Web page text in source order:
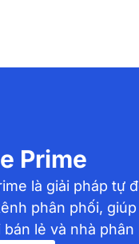
Prime
là giải pháp tự
phân phối,
bán lẻ và nhà